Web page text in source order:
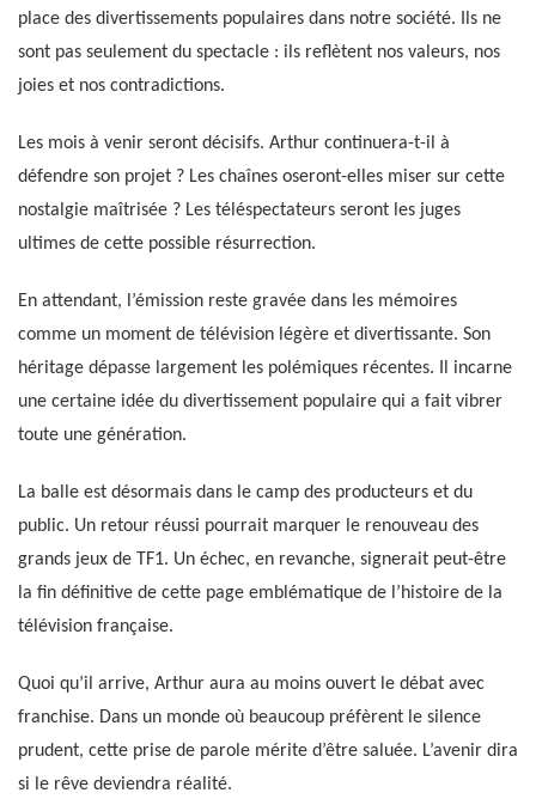
place des divertissements populaires dans notre société. Ils ne
sont pas seulement du spectacle : ils reflètent nos valeurs, nos
joies et nos contradictions.
Les mois à venir seront décisifs. Arthur continuera-t-il à
défendre son projet ? Les chaînes oseront-elles miser sur cette
nostalgie maîtrisée ? Les téléspectateurs seront les juges
ultimes de cette possible résurrection.
En attendant, l’émission reste gravée dans les mémoires
comme un moment de télévision légère et divertissante. Son
héritage dépasse largement les polémiques récentes. Il incarne
une certaine idée du divertissement populaire qui a fait vibrer
toute une génération.
La balle est désormais dans le camp des producteurs et du
public. Un retour réussi pourrait marquer le renouveau des
grands jeux de TF1. Un échec, en revanche, signerait peut-être
la fin définitive de cette page emblématique de l’histoire de la
télévision française.
Quoi qu’il arrive, Arthur aura au moins ouvert le débat avec
franchise. Dans un monde où beaucoup préfèrent le silence
prudent, cette prise de parole mérite d’être saluée. L’avenir dira
si le rêve deviendra réalité.